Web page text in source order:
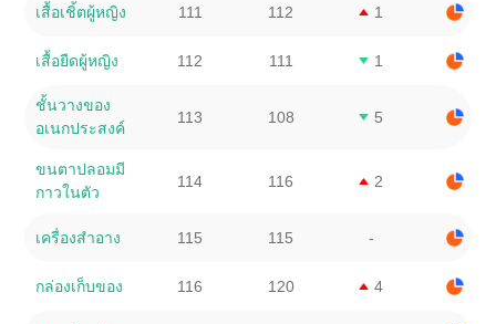
เสื้อเชิ้ตผู้หญิง 111 112 1
เสื้อยืดผู้หญิง 112 111 1
ชั้นวางของ
อเนกประสงค์
113 108 5
ขนตาปลอมมี
กาวในตัว
114 116 2
เครื่องสําอาง 115 115 -
กล่องเก็บของ 116 120 4